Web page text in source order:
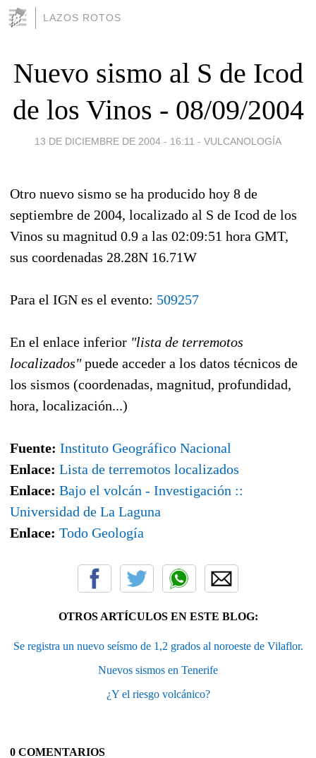
LAZOS ROTOS
Nuevo sismo al S de Icod
de los Vinos - 08/09/2004
13 DE DICIEMBRE DE 2004 - 16:11 - VULCANOLOGÍA
Otro nuevo sismo se ha producido hoy 8 de
septiembre de 2004, localizado al S de Icod de los
Vinos su magnitud 0.9 a las 02:09:51 hora GMT,
sus coordenadas 28.28N 16.71W
Para el IGN es el evento: 509257
En el enlace inferior "lista de terremotos
localizados"puede acceder a los datos técnicos de
los sismos (coordenadas, magnitud, profundidad,
hora, localización...)
Fuente: Instituto Geográfico Nacional
Enlace: Lista de terremotos localizados
Enlace: Bajo el volcán - Investigación ::
Universidad de La Laguna
Enlace: Todo Geología
OTROS ARTÍCULOS EN ESTE BLOG:
Se registra un nuevo seísmo de 1,2 grados al noroeste de Vilaflor.
Nuevos sismos en Tenerife
¿Y el riesgo volcánico?
0 COMENTARIOS